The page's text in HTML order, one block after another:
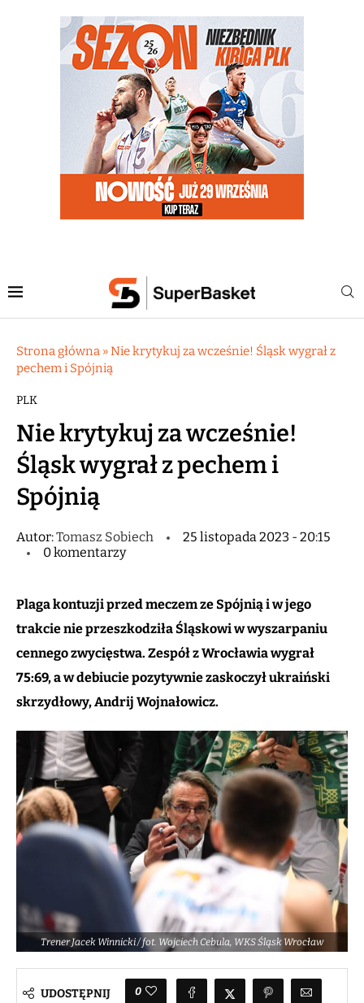
Strona główna »Nie krytykuj za wcześnie! Śląsk wygrał z
pechem i Spójnią
PLK
Nie krytykuj za wcześnie!
Śląsk wygrał z pechem i
Spójnią
Autor:Tomasz Sobiech
25 listopada 2023 - 20:15
0 komentarzy
Plaga kontuzji przed meczem ze Spójnią i w jego
trakcie nie przeszkodziła Śląskowi w wyszarpaniu
cennego zwycięstwa. Zespół z Wrocławia wygrał
75:69, a w debiucie pozytywnie zaskoczył ukraiński
skrzydłowy, Andrij Wojnałowicz.
Trener Jacek Winnicki / fot. Wojciech Cebula, WKS Śląsk Wrocław
UDOSTĘPNIJ 0